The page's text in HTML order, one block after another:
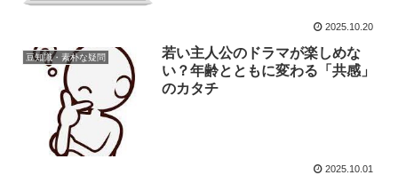
2025.10.20
豆知識・素朴な疑問
若い主人公のドラマが楽しめな
い？年齢とともに変わる「共感」
のカタチ
2025.10.01